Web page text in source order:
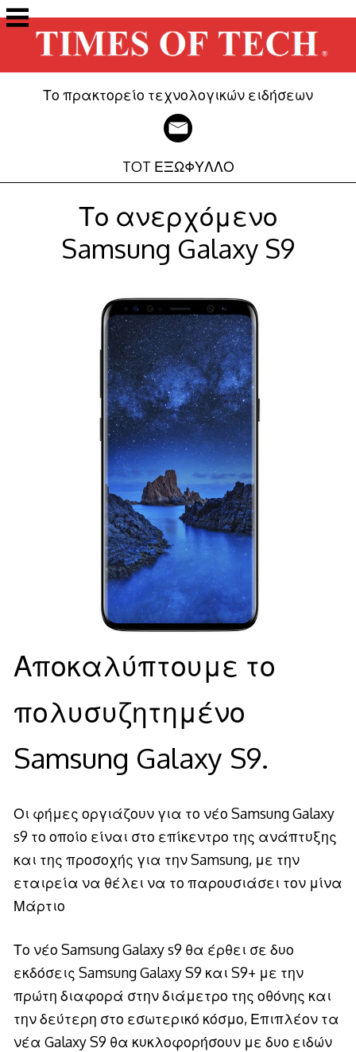
Μετάβαση
στο
περιεχόμενο
Το πρακτορείο τεχνολογικών ειδήσεων
TOT ΕΞΩΦΥΛΛΟ
Το ανερχόμενο
Samsung Galaxy S9
Αποκαλύπτουμε το
πολυσυζητημένο
Samsung Galaxy S9.
Οι φήμες οργιάζουν για το νέο Samsung Galaxy
s9 το οποίο είναι στο επίκεντρο της ανάπτυξης
και της προσοχής για την Samsung, με την
εταιρεία να θέλει να το παρουσιάσει τον μίνα
Μάρτιο
Το νέο Samsung Galaxy s9 θα έρθει σε δυο
εκδόσεις Samsung Galaxy S9 και S9+ με την
πρώτη διαφορά στην διάμετρο της οθόνης και
την δεύτερη στο εσωτερικό κόσμο, Επιπλέον τα
νέα Galaxy S9 θα κυκλοφορήσουν με δυο ειδών